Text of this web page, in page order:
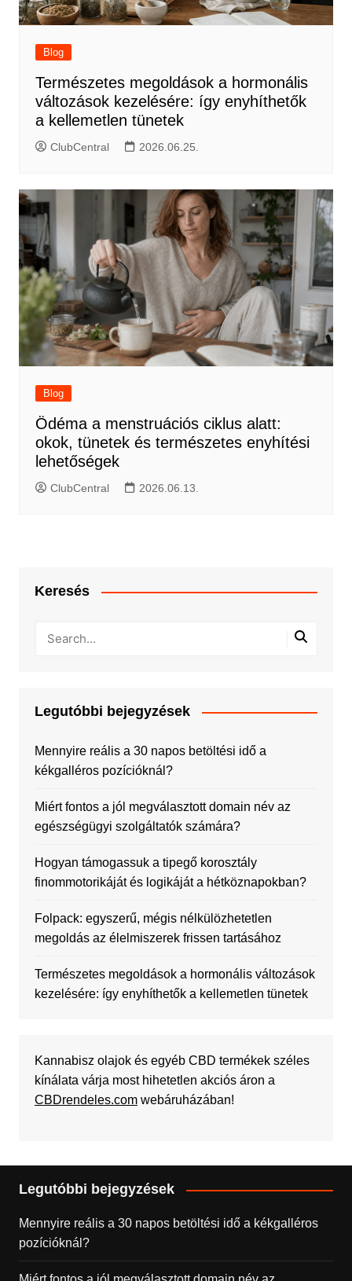
Blog
Természetes megoldások a hormonális
változások kezelésére: így enyhíthetők
a kellemetlen tünetek
ClubCentral 2026.06.25.
Blog
Ödéma a menstruációs ciklus alatt:
okok, tünetek és természetes enyhítési
lehetőségek
ClubCentral 2026.06.13.
Keresés
Legutóbbi bejegyzések
Mennyire reális a 30 napos betöltési idő a
kékgalléros pozícióknál?
Miért fontos a jól megválasztott domain név az
egészségügyi szolgáltatók számára?
Hogyan támogassuk a tipegő korosztály
finommotorikáját és logikáját a hétköznapokban?
Folpack: egyszerű, mégis nélkülözhetetlen
megoldás az élelmiszerek frissen tartásához
Természetes megoldások a hormonális változások
kezelésére: így enyhíthetők a kellemetlen tünetek
Kannabisz olajok és egyéb CBD termékek széles
kínálata várja most hihetetlen akciós áron a
CBDrendeles.comwebáruházában!
Legutóbbi bejegyzések
Mennyire reális a 30 napos betöltési idő a kékgalléros
pozícióknál?